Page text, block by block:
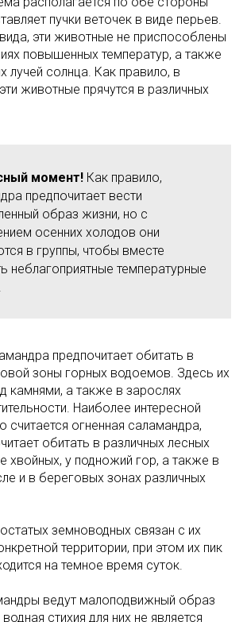
пучки веточек в виде перьев.
эти животные не приспособлены
повышенных температур, а также
лучей солнца. Как правило, в
животные прячутся в различных
момент! Как правило,
предпочитает вести
образ жизни, но с
осенних холодов они
в группы, чтобы вместе
неблагоприятные температурные
предпочитает обитать в
зоны горных водоемов. Здесь их
камнями, а также в зарослях
Наиболее интересной
считается огненная саламандра,
обитать в различных лесных
хвойных, у подножий гор, а также в
и в береговых зонах различных
земноводных связан с их
территории, при этом их пик
на темное время суток.
ведут малоподвижный образ
стихия для них не является